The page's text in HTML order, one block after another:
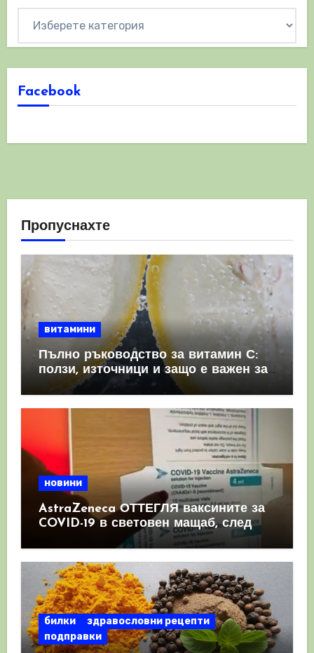
Facebook
Пропуснахте
витамини
Пълно ръководство за витамин С:
ползи, източници и защо е важен за
имунната система
новини
AstraZeneca ОТТЕГЛЯ ваксините за
COVID-19 в световен мащаб, след
като призна, че те причиняват
КРЪВНИ съсиреци
билки
здравословни рецепти
подправки